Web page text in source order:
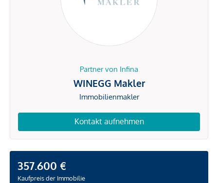
Partner von Infina
WINEGG Makler
Immobilienmakler
Kontakt aufnehmen
357.600 €
Kaufpreis der Immobilie